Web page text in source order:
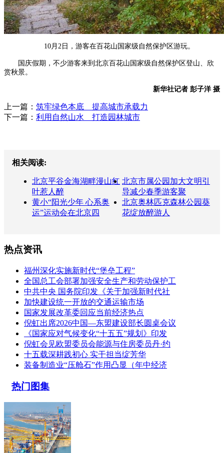
10月2日，游客在百花山国家级自然保护区游玩。
国庆假期，不少游客来到北京百花山国家级自然保护区登山、欣
赏秋景。
新华社记者 彭子洋 摄
上一篇： 筑牢绿色本底 提高城市承载力
下一篇： 利用自然山水 打造园林城市
相关阅读:
北京平谷金海湖畔漫山红
叶惹人醉
北京市属公园加大文明引
导减少春季游客聚
黄小“阳光少年 心系奥
运”运动会在北京四
北京奥林匹克森林公园葵
花绽放醉游人
热点资讯
福州深化实施新时代“堡垒工程”
全国总工会部署加强安全生产和劳动保护工
中共中央 国务院印发《关于加强新时代社
加快建设统一开放的交通运输市场
国家发展改革委回应当前经济热点
倪虹出席2026中国—东盟建设部长圆桌会议
《国家应对气候变化“十五五”规划》印发
倪虹会见欧盟委员会能源与住房委员丹·约
十五载深耕践初心 实干担当绽芳华
装备制造业“压舱石”作用凸显（年中经济
热门图集